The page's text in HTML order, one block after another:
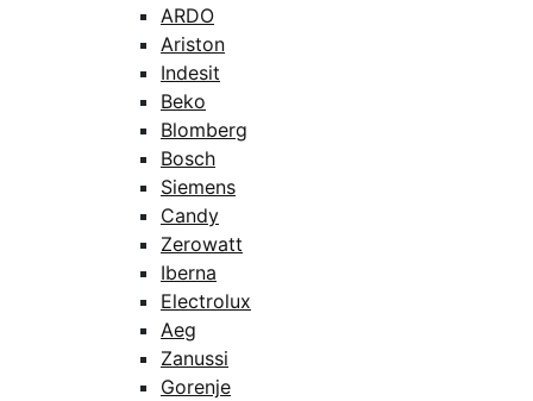
ARDO
Ariston
Indesit
Beko
Blomberg
Bosch
Siemens
Candy
Zerowatt
Iberna
Electrolux
Aeg
Zanussi
Gorenje